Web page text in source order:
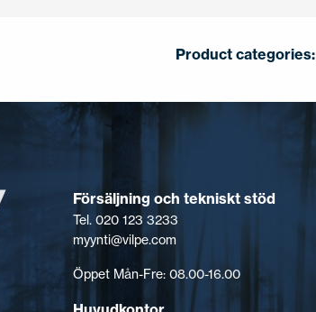
Product categories:
Försäljning och tekniskt stöd
Tel. 020 123 3233
myynti@vilpe.com
Öppet Mån-Fre: 08.00-16.00